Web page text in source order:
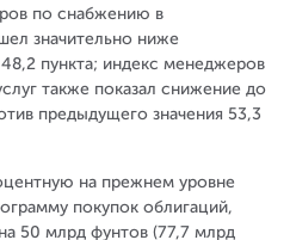
по снабжению в
значительно ниже
пункта; индекс менеджеров
также показал снижение до
предыдущего значения 53,3
на прежнем уровне
покупок облигаций,
50 млрд фунтов (77,7 млрд